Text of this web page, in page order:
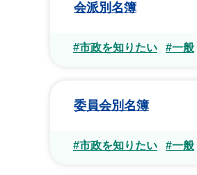
会派別名簿
#市政を知りたい #一般
委員会別名簿
#市政を知りたい #一般